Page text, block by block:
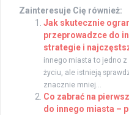
Zainteresuje Cię również:
Jak skutecznie
przeprowadzce do
strategie i
innego miasta to jedno
życiu, ale istnieją
znacznie mniej...
Co zabrać na
do innego miasta –